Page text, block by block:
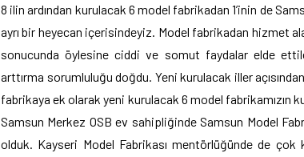
8 ilin ardından kurulacak 6 model fabrikadan 1’inin de
ayrı bir heyecan içerisindeyiz. Model fabrikadan hizmet
sonucunda öylesine ciddi ve somut faydalar elde
arttırma sorumluluğu doğdu. Yeni kurulacak iller
fabrikaya ek olarak yeni kurulacak 6 model fabrikamızın
Samsun Merkez OSB ev sahipliğinde Samsun Model
olduk. Kayseri Model Fabrikası mentörlüğünde de